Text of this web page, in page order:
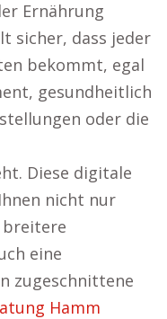
Ernährung
sicher, dass jeder
bekommt, egal
gesundheitlich
oder die
Diese digitale
nicht nur
eine
zugeschnittene
Hamm